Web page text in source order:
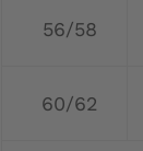
56/58
60/62